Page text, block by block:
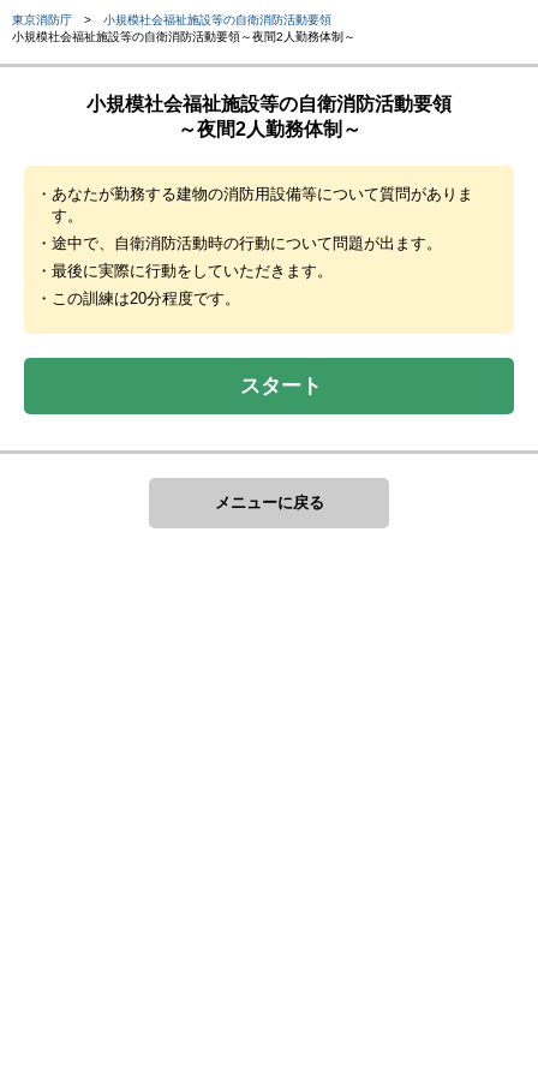
東京消防庁 >
小規模社会福祉施設等の自衛消防活動要領
小規模社会福祉施設等の自衛消防活動要領～夜間2人勤務体制～
小規模社会福祉施設等の自衛消防活動要領
～夜間2人勤務体制～
・あなたが勤務する建物の消防用設備等について質問がありま
す。
・途中で、自衛消防活動時の行動について問題が出ます。
・最後に実際に行動をしていただきます。
・この訓練は20分程度です。
スタート
メニューに戻る